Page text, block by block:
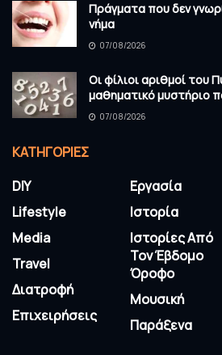
Πράγματα που δεν
νήμα
07/08/2026
Οι φίλιοι αριθμοί του
μαθηματικό μυστήριο
07/08/2026
KΑΤΗΓΟΡΊΕΣ
DIY
Lifestyle
Media
Travel
Διατροφή
Επιχειρήσεις
Εργασία
Ιστορία
Ιστορίες Από
Τον Έβδομο
Όροφο
Μουσική
Παράξενα